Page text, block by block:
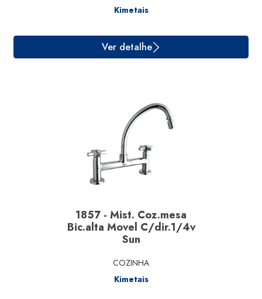
Kimetais
Ver detalhe
1857 - Mist. Coz.mesa
Bic.alta Movel C/dir.1/4v
Sun
COZINHA
Kimetais